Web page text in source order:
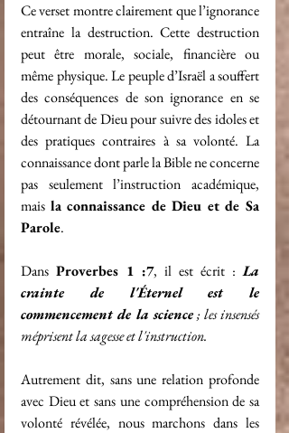
Ce verset montre clairement que l’ignorance
entraîne la destruction. Cette destruction
peut être morale, sociale, financière ou
même physique. Le peuple d’Israël a souffert
des conséquences de son ignorance en se
détournant de Dieu pour suivre des idoles et
des pratiques contraires à sa volonté. La
connaissance dont parle la Bible ne concerne
pas seulement l’instruction académique,
mais la connaissance de Dieu et de Sa
Parole.
Dans Proverbes 1 :7, il est écrit : La
crainte de l'Éternel est le
commencement de la science ; les insensés
méprisent la sagesse et l'instruction.
Autrement dit, sans une relation profonde
avec Dieu et sans une compréhension de sa
volonté révélée, nous marchons dans les